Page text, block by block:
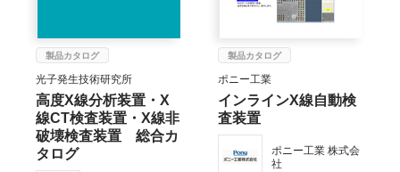
製品カタログ
光子発生技術研究所
高度X線分析装置・X
線CT検査装置・X線非
破壊検査装置 総合カ
タログ
製品カタログ
ポニー工業
インラインX線自動検
査装置
ポニー工業 株式会
社